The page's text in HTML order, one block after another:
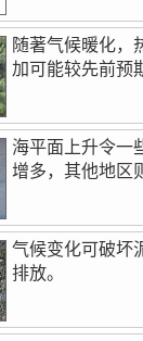
随著气候暖化，
加可能较先前预
海平面上升令一
增多，其他地区
气候变化可破坏
排放。